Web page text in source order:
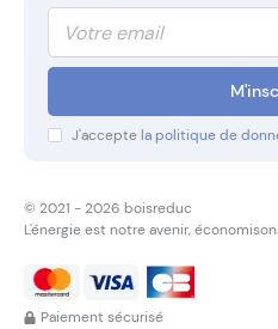
J'acceptela politique de
© 2021 - 2026 boisreduc
L'énergie est notre avenir,
Paiement sécurisé